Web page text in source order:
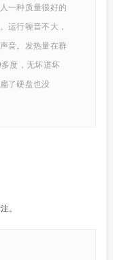
一种质量很好的
运行噪音不大，
音。发热量在群
度，无坏道坏
了硬盘也没
。